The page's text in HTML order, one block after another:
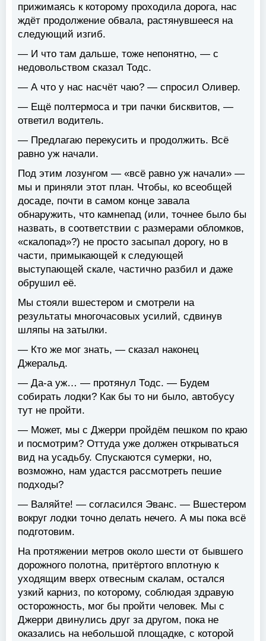
прижимаясь к которому проходила дорога, нас
ждёт продолжение обвала, растянувшееся на
следующий изгиб.
— И что там дальше, тоже непонятно, — с
недовольством сказал Тодс.
— А что у нас насчёт чаю? — спросил Оливер.
— Ещё полтермоса и три пачки бисквитов, —
ответил водитель.
— Предлагаю перекусить и продолжить. Всё
равно уж начали.
Под этим лозунгом — «всё равно уж начали» —
мы и приняли этот план. Чтобы, ко всеобщей
досаде, почти в самом конце завала
обнаружить, что камнепад (или, точнее было бы
назвать, в соответствии с размерами обломков,
«скалопад»?) не просто засыпал дорогу, но в
части, примыкающей к следующей
выступающей скале, частично разбил и даже
обрушил её.
Мы стояли вшестером и смотрели на
результаты многочасовых усилий, сдвинув
шляпы на затылки.
— Кто же мог знать, — сказал наконец
Джеральд.
— Да-а уж… — протянул Тодс. — Будем
собирать лодки? Как бы то ни было, автобусу
тут не пройти.
— Может, мы с Джерри пройдём пешком по краю
и посмотрим? Оттуда уже должен открываться
вид на усадьбу. Спускаются сумерки, но,
возможно, нам удастся рассмотреть пешие
подходы?
— Валяйте! — согласился Эванс. — Вшестером
вокруг лодки точно делать нечего. А мы пока всё
подготовим.
На протяжении метров около шести от бывшего
дорожного полотна, притёртого вплотную к
уходящим вверх отвесным скалам, остался
узкий карниз, по которому, соблюдая здравую
осторожность, мог бы пройти человек. Мы с
Джерри двинулись друг за другом, пока не
оказались на небольшой площадке, с которой